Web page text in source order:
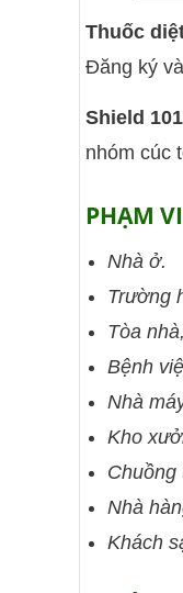
Thuốc
Đăng ký
Shield
nhóm cúc
PHẠM
Nhà ở.
Trường
Tòa
Bệnh
Nhà
Kho
Chuồng
Nhà
Khách